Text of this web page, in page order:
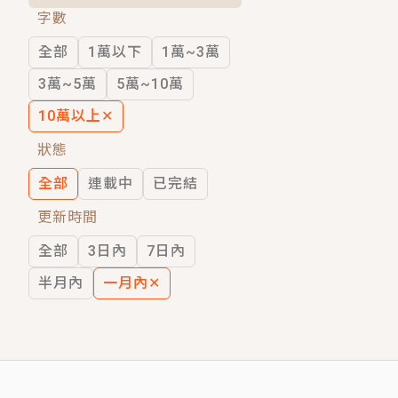
穿越｜《穿越遠古後成了野人娘子》你
字數
全部
1萬以下
1萬~3萬
3萬~5萬
5萬~10萬
10萬以上 ✕
狀態
全部
連載中
已完結
更新時間
全部
3日內
7日內
半月內
一月內 ✕